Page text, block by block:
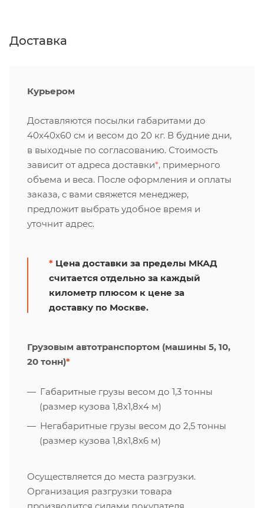
Доставка
Курьером
Доставляются посылки габаритами до
40х40х60 см и весом до 20 кг. В будние дни,
в выходные по согласованию. Стоимость
зависит от адреса доставки*, примерного
объема и веса. После оформления и оплаты
заказа, с вами свяжется менеджер,
предложит выбрать удобное время и
уточнит адрес.
* Цена доставки за пределы МКАД
считается отдельно за каждый
километр плюсом к цене за
доставку по Москве.
Грузовым автотранспортом (машины 5, 10,
20 тонн)*
Габаритные грузы весом до 1,3 тонны
(размер кузова 1,8х1,8х4 м)
Негабаритные грузы весом до 2,5 тонны
(размер кузова 1,8х1,8х6 м)
Осуществляется до места разгрузки.
Организация разгрузки товара